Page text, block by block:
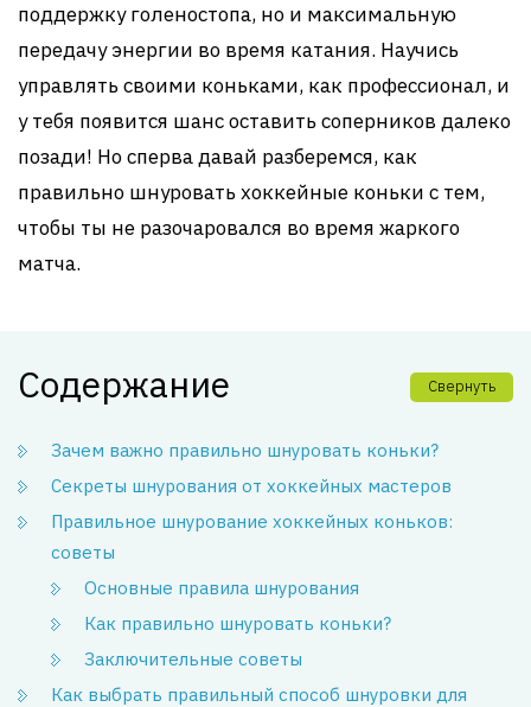
поддержку голеностопа, но и максимальную
передачу энергии во время катания. Научись
управлять своими коньками, как профессионал, и
у тебя появится шанс оставить соперников далеко
позади! Но сперва давай разберемся, как
правильно шнуровать хоккейные коньки с тем,
чтобы ты не разочаровался во время жаркого
матча.
Содержание Свернуть
Зачем важно правильно шнуровать коньки?
Секреты шнурования от хоккейных мастеров
Правильное шнурование хоккейных коньков:
советы
Основные правила шнурования
Как правильно шнуровать коньки?
Заключительные советы
Как выбрать правильный способ шнуровки для